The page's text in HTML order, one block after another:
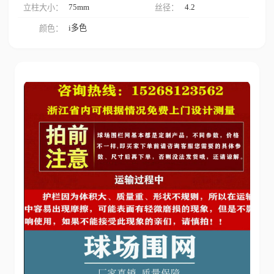
立柱大小： 75mm 丝径： 4.2
颜色： i多色